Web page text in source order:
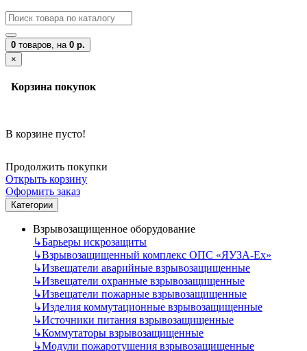
0 товаров, на 0 р.
×
Корзина покупок
В корзине пусто!
Продолжить покупки
Открыть корзину
Оформить заказ
Категории
Взрывозащищенное оборудование
↳Барьеры искрозащиты
↳Взрывозащищенный комплекс ОПС «ЯУЗА-Ех»
↳Извещатели аварийные взрывозащищенные
↳Извещатели охранные взрывозащищенные
↳Извещатели пожарные взрывозащищенные
↳Изделия коммутационные взрывозащищенные
↳Источники питания взрывозащищенные
↳Коммутаторы взрывозащищенные
↳Модули пожаротушения взрывозащищенные